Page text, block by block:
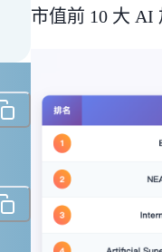
市值前 10 大 AI